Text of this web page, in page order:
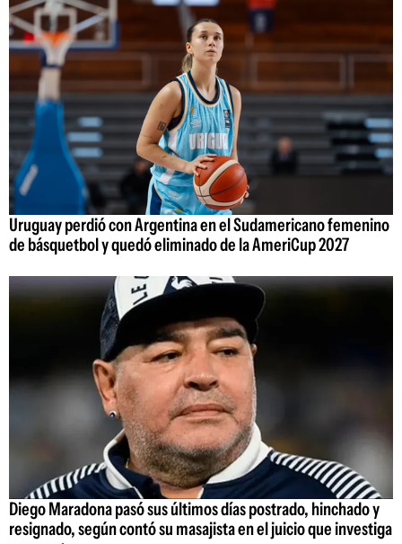
Uruguay perdió con Argentina en el Sudamericano femenino
de básquetbol y quedó eliminado de la AmeriCup 2027
Diego Maradona pasó sus últimos días postrado, hinchado y
resignado, según contó su masajista en el juicio que investiga